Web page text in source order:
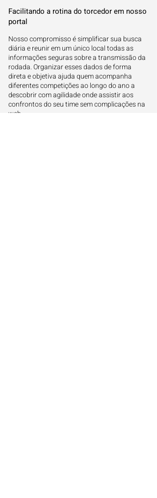
Facilitando a rotina do torcedor em nosso
portal
Nosso compromisso é simplificar sua busca
diária e reunir em um único local todas as
informações seguras sobre a transmissão da
rodada. Organizar esses dados de forma
direta e objetiva ajuda quem acompanha
diferentes competições ao longo do ano a
descobrir com agilidade onde assistir aos
confrontos do seu time sem complicações na
web.